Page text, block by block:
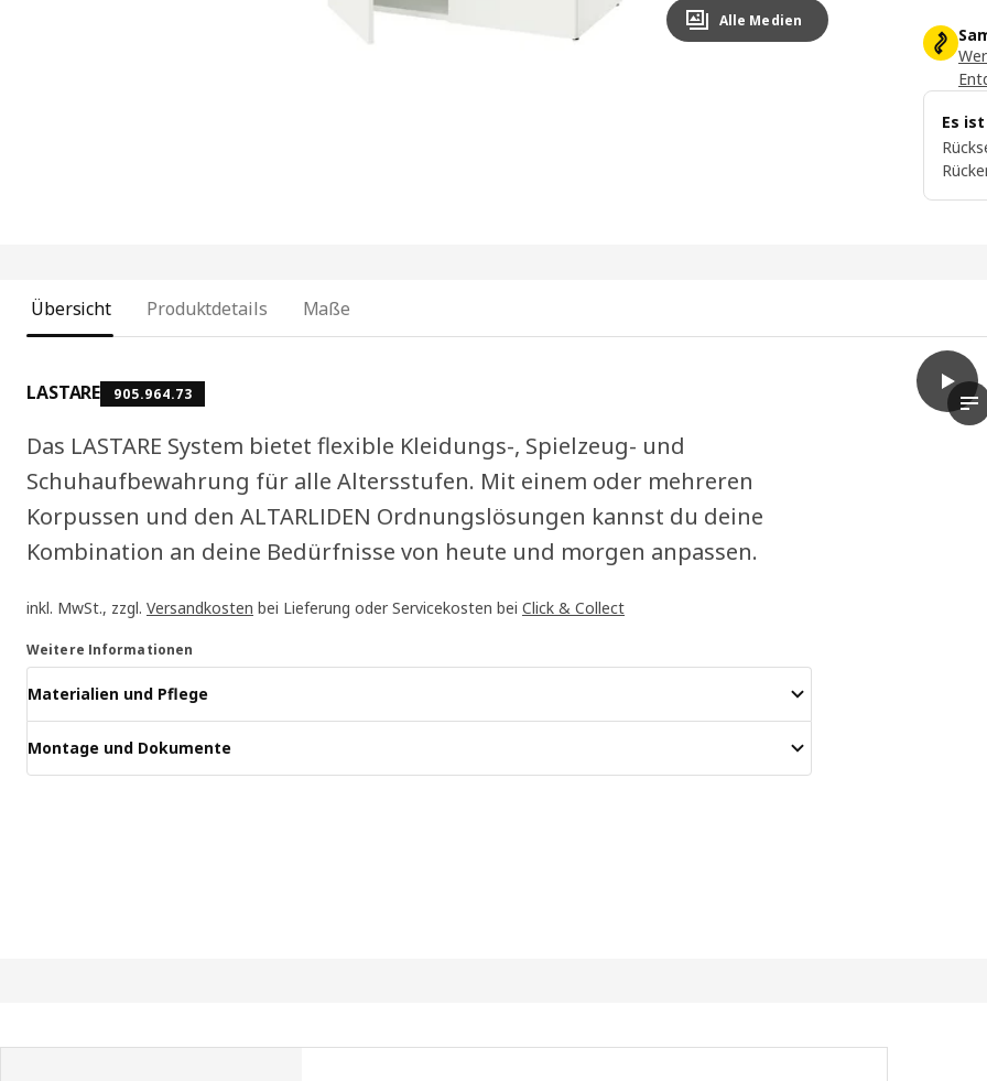
Alle Medien
Es
Übersicht Produktdetails Maße
LASTARE 905.964.73
Das LASTARE System bietet flexible Kleidungs-, Spielzeug- und
Schuhaufbewahrung für alle Altersstufen. Mit einem oder mehreren
Korpussen und den ALTARLIDEN Ordnungslösungen kannst du deine
Kombination an deine Bedürfnisse von heute und morgen anpassen.
inkl. MwSt., zzgl. Versandkosten bei Lieferung oder Servicekosten bei Click & Collect
Weitere Informationen
Materialien und Pflege
Montage und Dokumente
play